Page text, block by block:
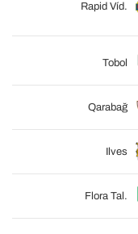
Rapid Víd.
Tobol
Qarabağ
Ilves
Flora Tal.